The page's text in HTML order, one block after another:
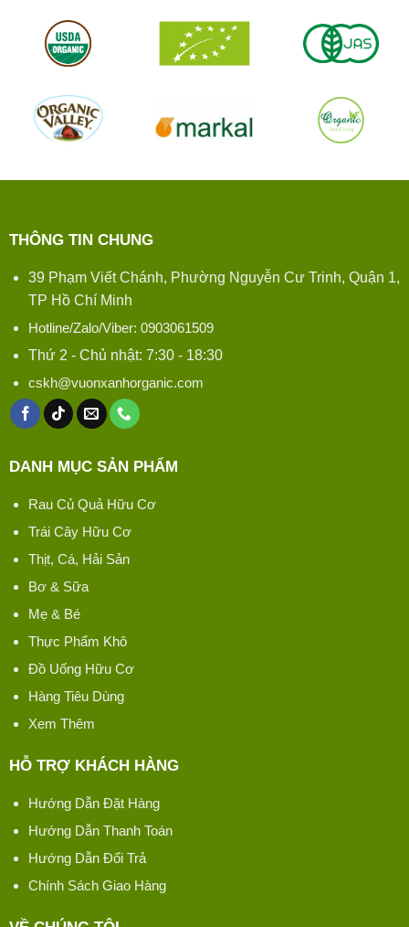
THÔNG TIN CHUNG
39 Phạm Viết Chánh, Phường Nguyễn Cư Trinh, Quận 1,
TP Hồ Chí Minh
Hotline/Zalo/Viber: 0903061509
Thứ 2 - Chủ nhật: 7:30 - 18:30
cskh@vuonxanhorganic.com
DANH MỤC SẢN PHẨM
Rau Củ Quả Hữu Cơ
Trái Cây Hữu Cơ
Thịt, Cá, Hải Sản
Bơ & Sữa
Mẹ & Bé
Thực Phẩm Khô
Đồ Uống Hữu Cơ
Hàng Tiêu Dùng
Xem Thêm
HỖ TRỢ KHÁCH HÀNG
Hướng Dẫn Đặt Hàng
Hướng Dẫn Thanh Toán
Hướng Dẫn Đổi Trả
Chính Sách Giao Hàng